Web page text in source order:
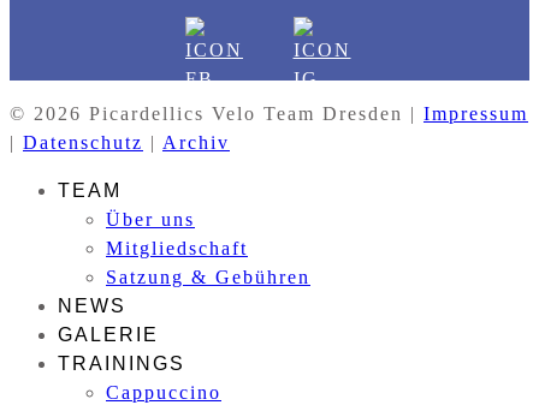
© 2026 Picardellics Velo Team Dresden | Impressum
| Datenschutz | Archiv
TEAM
Über uns
Mitgliedschaft
Satzung & Gebühren
NEWS
GALERIE
TRAININGS
Cappuccino